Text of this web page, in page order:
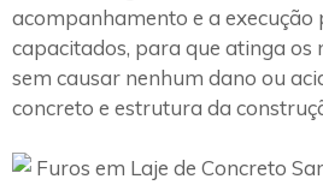
acompanhamento e a execução
capacitados, para que atinga os
sem causar nenhum dano ou
concreto e estrutura da